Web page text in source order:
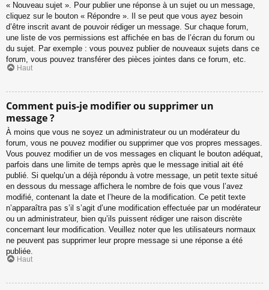
« Nouveau sujet ». Pour publier une réponse à un sujet ou un message,
cliquez sur le bouton « Répondre ». Il se peut que vous ayez besoin
d’être inscrit avant de pouvoir rédiger un message. Sur chaque forum,
une liste de vos permissions est affichée en bas de l’écran du forum ou
du sujet. Par exemple : vous pouvez publier de nouveaux sujets dans ce
forum, vous pouvez transférer des pièces jointes dans ce forum, etc.
Haut
Comment puis-je modifier ou supprimer un
message ?
À moins que vous ne soyez un administrateur ou un modérateur du
forum, vous ne pouvez modifier ou supprimer que vos propres messages.
Vous pouvez modifier un de vos messages en cliquant le bouton adéquat,
parfois dans une limite de temps après que le message initial ait été
publié. Si quelqu’un a déjà répondu à votre message, un petit texte situé
en dessous du message affichera le nombre de fois que vous l’avez
modifié, contenant la date et l’heure de la modification. Ce petit texte
n’apparaîtra pas s’il s’agit d’une modification effectuée par un modérateur
ou un administrateur, bien qu’ils puissent rédiger une raison discrète
concernant leur modification. Veuillez noter que les utilisateurs normaux
ne peuvent pas supprimer leur propre message si une réponse a été
publiée.
Haut